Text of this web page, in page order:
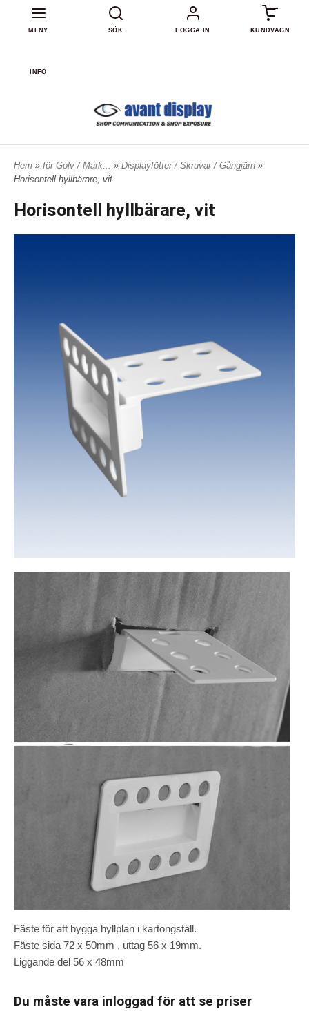
MENY
INFO
SÖK LOGGA IN KUNDVAGN
Hem » för Golv / Mark... » Displayfötter / Skruvar / Gångjärn »
Horisontell hyllbärare, vit
Horisontell hyllbärare, vit
Fäste för att bygga hyllplan i kartongställ.
Fäste sida 72 x 50mm , uttag 56 x 19mm.
Liggande del 56 x 48mm
Du måste vara inloggad för att se priser